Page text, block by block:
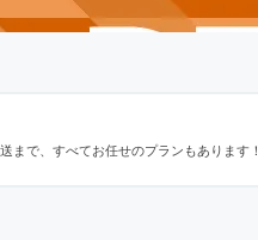
まで、すべてお任せのプランもあります！